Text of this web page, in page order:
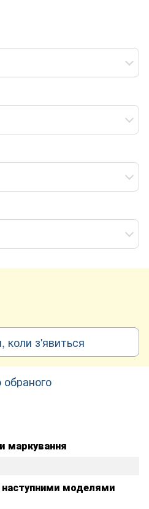
коли з'явиться
маркування
наступними моделями